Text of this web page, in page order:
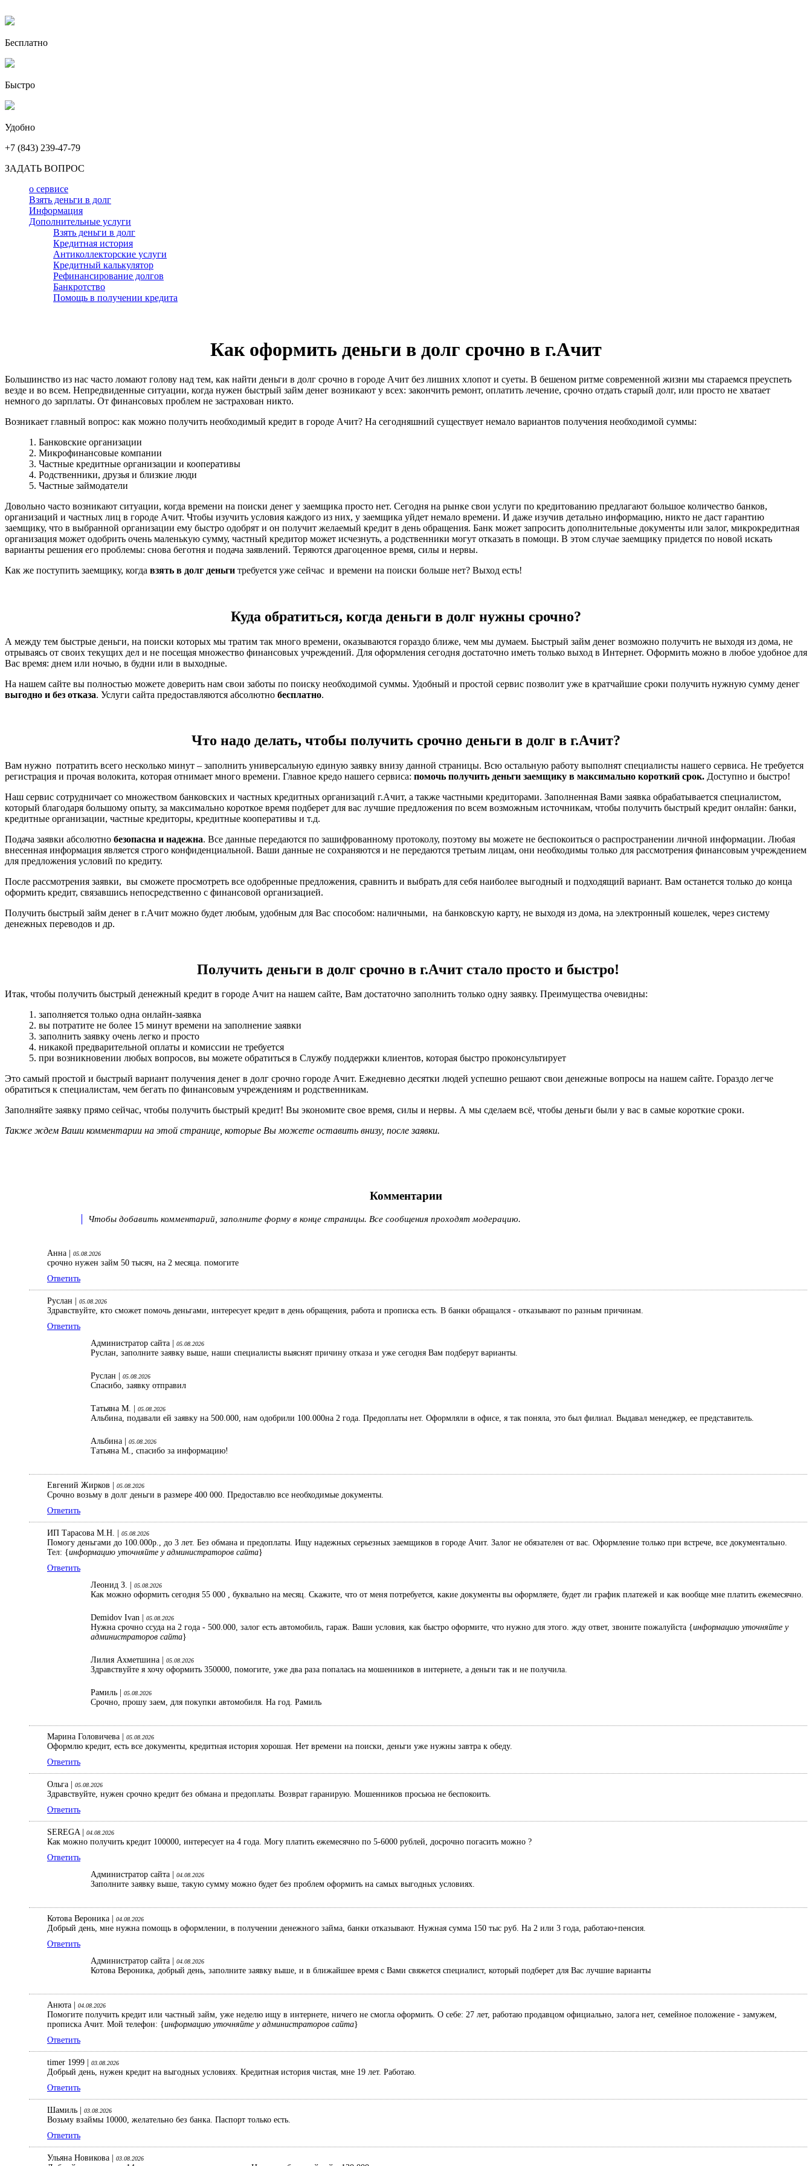
Бесплатно
Быстро
Удобно
+7 (843) 239-47-79
ЗАДАТЬ ВОПРОС
о сервисе
Взять деньги в долг
Информация
Дополнительные услуги
Взять деньги в долг
Кредитная история
Антиколлекторские услуги
Кредитный калькулятор
Рефинансирование долгов
Банкротство
Помощь в получении кредита
Как оформить деньги в долг срочно в г.Ачит
Большинство из нас часто ломают голову над тем, как найти деньги в долг срочно в городе Ачит без лишних хлопот и суеты. В бешеном ритме современной жизни мы стараемся преуспеть
везде и во всем. Непредвиденные ситуации, когда нужен быстрый займ денег возникают у всех: закончить ремонт, оплатить лечение, срочно отдать старый долг, или просто не хватает
немного до зарплаты. От финансовых проблем не застрахован никто.
Возникает главный вопрос: как можно получить необходимый кредит в городе Ачит? На сегодняшний существует немало вариантов получения необходимой суммы:
1. Банковские организации
2. Микрофинансовые компании
3. Частные кредитные организации и кооперативы
4. Родственники, друзья и близкие люди
5. Частные займодатели
Довольно часто возникают ситуации, когда времени на поиски денег у заемщика просто нет. Сегодня на рынке свои услуги по кредитованию предлагают большое количество банков,
организаций и частных лиц в городе Ачит. Чтобы изучить условия каждого из них, у заемщика уйдет немало времени. И даже изучив детально информацию, никто не даст гарантию
заемщику, что в выбранной организации ему быстро одобрят и он получит желаемый кредит в день обращения. Банк может запросить дополнительные документы или залог, микрокредитная
организация может одобрить очень маленькую сумму, частный кредитор может исчезнуть, а родственники могут отказать в помощи. В этом случае заемщику придется по новой искать
варианты решения его проблемы: снова беготня и подача заявлений. Теряются драгоценное время, силы и нервы.
Как же поступить заемщику, когда взять в долг деньги требуется уже сейчас и времени на поиски больше нет? Выход есть!
Куда обратиться, когда деньги в долг нужны срочно?
А между тем быстрые деньги, на поиски которых мы тратим так много времени, оказываются гораздо ближе, чем мы думаем. Быстрый займ денег возможно получить не выходя из дома, не
отрываясь от своих текущих дел и не посещая множество финансовых учреждений. Для оформления сегодня достаточно иметь только выход в Интернет. Оформить можно в любое удобное для
Вас время: днем или ночью, в будни или в выходные.
На нашем сайте вы полностью можете доверить нам свои заботы по поиску необходимой суммы. Удобный и простой сервис позволит уже в кратчайшие сроки получить нужную сумму денег
выгодно и без отказа. Услуги сайта предоставляются абсолютно бесплатно.
Что надо делать, чтобы получить срочно деньги в долг в г.Ачит?
Вам нужно потратить всего несколько минут – заполнить универсальную единую заявку внизу данной страницы. Всю остальную работу выполнят специалисты нашего сервиса. Не требуется
регистрация и прочая волокита, которая отнимает много времени. Главное кредо нашего сервиса: помочь получить деньги заемщику в максимально короткий срок. Доступно и быстро!
Наш сервис сотрудничает со множеством банковских и частных кредитных организаций г.Ачит, а также частными кредиторами. Заполненная Вами заявка обрабатывается специалистом,
который благодаря большому опыту, за максимально короткое время подберет для вас лучшие предложения по всем возможным источникам, чтобы получить быстрый кредит онлайн: банки,
кредитные организации, частные кредиторы, кредитные кооперативы и т.д.
Подача заявки абсолютно безопасна и надежна. Все данные передаются по зашифрованному протоколу, поэтому вы можете не беспокоиться о распространении личной информации. Любая
внесенная информация является строго конфиденциальной. Ваши данные не сохраняются и не передаются третьим лицам, они необходимы только для рассмотрения финансовым учреждением
для предложения условий по кредиту.
После рассмотрения заявки, вы сможете просмотреть все одобренные предложения, сравнить и выбрать для себя наиболее выгодный и подходящий вариант. Вам останется только до конца
оформить кредит, связавшись непосредственно с финансовой организацией.
Получить быстрый займ денег в г.Ачит можно будет любым, удобным для Вас способом: наличными, на банковскую карту, не выходя из дома, на электронный кошелек, через систему
денежных переводов и др.
Получить деньги в долг срочно в г.Ачит стало просто и быстро!
Итак, чтобы получить быстрый денежный кредит в городе Ачит на нашем сайте, Вам достаточно заполнить только одну заявку. Преимущества очевидны:
1. заполняется только одна онлайн-заявка
2. вы потратите не более 15 минут времени на заполнение заявки
3. заполнить заявку очень легко и просто
4. никакой предварительной оплаты и комиссии не требуется
5. при возникновении любых вопросов, вы можете обратиться в Службу поддержки клиентов, которая быстро проконсультирует
Это самый простой и быстрый вариант получения денег в долг срочно городе Ачит. Ежедневно десятки людей успешно решают свои денежные вопросы на нашем сайте. Гораздо легче
обратиться к специалистам, чем бегать по финансовым учреждениям и родственникам.
Заполняйте заявку прямо сейчас, чтобы получить быстрый кредит! Вы экономите свое время, силы и нервы. А мы сделаем всё, чтобы деньги были у вас в самые короткие сроки.
Также ждем Ваши комментарии на этой странице, которые Вы можете оставить внизу, после заявки.
Комментарии
Чтобы добавить комментарий, заполните форму в конце страницы. Все сообщения проходят модерацию.
Анна | 05.08.2026
срочно нужен займ 50 тысяч, на 2 месяца. помогите
Ответить
Руслан | 05.08.2026
Здравствуйте, кто сможет помочь деньгами, интересует кредит в день обращения, работа и прописка есть. В банки обращался - отказывают по разным причинам.
Ответить
Администратор сайта |
05.08.2026
Руслан, заполните заявку выше, наши специалисты выяснят причину отказа и уже сегодня Вам подберут варианты.
Руслан | 05.08.2026
Спасибо, заявку отправил
Татьяна М. | 05.08.2026
Альбина, подавали ей заявку на 500.000, нам одобрили 100.000на 2 года. Предоплаты нет. Оформляли в офисе, я так поняла, это был филиал. Выдавал менеджер, ее представитель.
Альбина | 05.08.2026
Татьяна М., спасибо за информацию!
Евгений Жирков | 05.08.2026
Срочно возьму в долг деньги в размере 400 000. Предоставлю все необходимые документы.
Ответить
ИП Тарасова М.Н. | 05.08.2026
Помогу деньгами до 100.000р., до 3 лет. Без обмана и предоплаты. Ищу надежных серьезных заемщиков в городе Ачит. Залог не обязателен от вас. Оформление только при встрече, все документально.
Тел: {информацию уточняйте у администраторов сайта}
Ответить
Леонид З. |
05.08.2026
Как можно оформить сегодня 55 000 , буквально на месяц. Скажите, что от меня потребуется, какие документы вы оформляете, будет ли график платежей и как вообще мне платить ежемесячно.
Demidov Ivan | 05.08.2026
Нужна срочно ссуда на 2 года - 500.000, залог есть автомобиль, гараж. Ваши условия, как быстро оформите, что нужно для этого. жду ответ, звоните пожалуйста {информацию уточняйте у
администраторов сайта}
Лилия Ахметшина | 05.08.2026
Здравствуйте я хочу оформить 350000, помогите, уже два раза попалась на мошенников в интернете, а деньги так и не получила.
Рамиль | 05.08.2026
Срочно, прошу заем, для покупки автомобиля. На год. Рамиль
Марина Головичева | 05.08.2026
Оформлю кредит, есть все документы, кредитная история хорошая. Нет времени на поиски, деньги уже нужны завтра к обеду.
Ответить
Ольга | 05.08.2026
Здравствуйте, нужен срочно кредит без обмана и предоплаты. Возврат гаранирую. Мошенников просьюа не беспокоить.
Ответить
SEREGA | 04.08.2026
Как можно получить кредит 100000, интересует на 4 года. Могу платить ежемесячно по 5-6000 рублей, досрочно погасить можно ?
Ответить
Администратор сайта |
04.08.2026
Заполните заявку выше, такую сумму можно будет без проблем оформить на самых выгодных условиях.
Котова Вероника | 04.08.2026
Добрый день, мне нужна помощь в оформлении, в получении денежного займа, банки отказывают. Нужная сумма 150 тыс руб. На 2 или 3 года, работаю+пенсия.
Ответить
Администратор сайта |
04.08.2026
Котова Вероника, добрый день, заполните заявку выше, и в ближайшее время с Вами свяжется специалист, который подберет для Вас лучшие варианты
Анюта | 04.08.2026
Помогите получить кредит или частный займ, уже неделю ищу в интернете, ничего не смогла оформить. О себе: 27 лет, работаю продавцом официально, залога нет, семейное положение - замужем,
прописка Ачит. Мой телефон: {информацию уточняйте у администраторов сайта}
Ответить
timer 1999 | 03.08.2026
Добрый день, нужен кредит на выгодных условиях. Кредитная история чистая, мне 19 лет. Работаю.
Ответить
Шамиль | 03.08.2026
Возьму взаймы 10000, желательно без банка. Паспорт только есть.
Ответить
Ульяна Новикова | 03.08.2026